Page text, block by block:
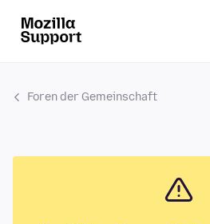
Foren der Gemeinschaft